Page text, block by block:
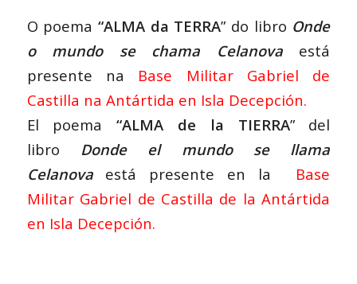
O poema “ALMA da TERRA” do libro Onde
o mundo se chama Celanova está
presente na Base Militar
Gabriel de
Castilla na Antártida en Isla Decepción.
El poema “ALMA de la TIERRA” del
libro Donde el mundo se llama
Celanova está presente en la
Base
Militar Gabriel de Castilla de la Antártida
en Isla Decepción.